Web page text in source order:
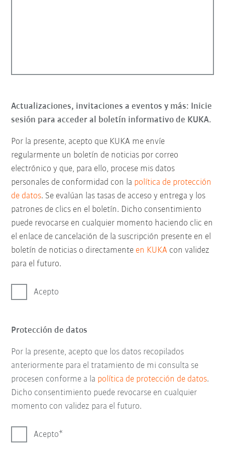
Actualizaciones, invitaciones a eventos y más: Inicie
sesión para acceder al boletín informativo de KUKA.
Por la presente, acepto que KUKA me envíe
regularmente un boletín de noticias por correo
electrónico y que, para ello, procese mis datos
personales de conformidad con la política de protección
de datos. Se evalúan las tasas de acceso y entrega y los
patrones de clics en el boletín. Dicho consentimiento
puede revocarse en cualquier momento haciendo clic en
el enlace de cancelación de la suscripción presente en el
boletín de noticias o directamente en KUKA con validez
para el futuro.
Acepto
Protección de datos
Por la presente, acepto que los datos recopilados
anteriormente para el tratamiento de mi consulta se
procesen conforme a la política de protección de datos.
Dicho consentimiento puede revocarse en cualquier
momento con validez para el futuro.
Acepto